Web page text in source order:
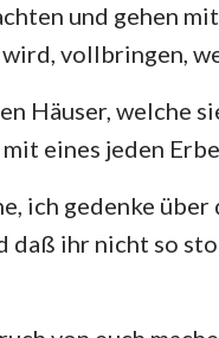
Lukas
1. Korinther
Philipper
1. Timotheus
und gehen
vollbringen,
Häuser, welche
eines jeden
ich gedenke
daß ihr nicht so